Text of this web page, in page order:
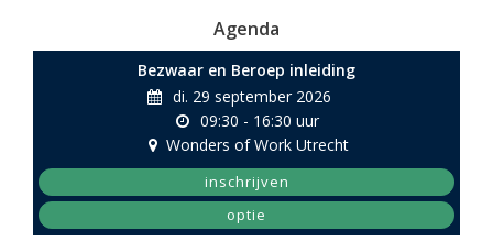
Agenda
Bezwaar en Beroep inleiding
di. 29 september 2026
09:30 - 16:30 uur
Wonders of Work Utrecht
inschrijven
optie